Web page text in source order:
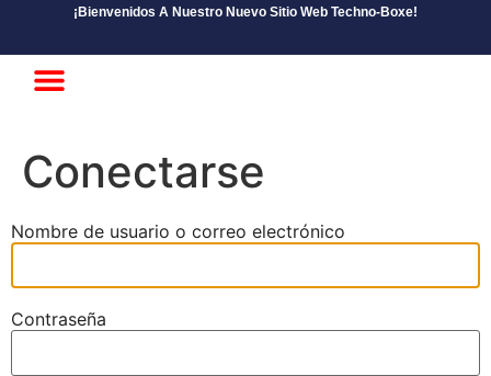
¡Bienvenidos A Nuestro Nuevo Sitio Web Techno-Boxe!
Conectarse
Nombre de usuario o correo electrónico
Contraseña